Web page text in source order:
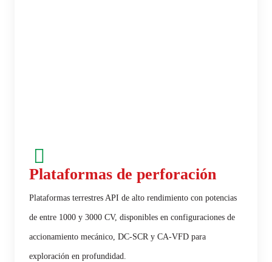
Plataformas de perforación
Plataformas terrestres API de alto rendimiento con potencias
de entre 1000 y 3000 CV, disponibles en configuraciones de
accionamiento mecánico, DC-SCR y CA-VFD para
exploración en profundidad.